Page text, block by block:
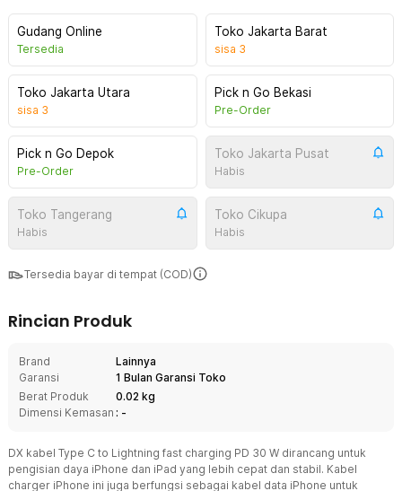
Gudang Online
Tersedia
Toko Jakarta Barat
sisa 3
Toko Jakarta Utara
sisa 3
Pick n Go Bekasi
Pre-Order
Pick n Go Depok
Pre-Order
Toko Jakarta Pusat
Habis
Toko Tangerang
Habis
Toko Cikupa
Habis
Tersedia bayar di tempat (COD)
Rincian Produk
Brand
Lainnya
Garansi
1 Bulan Garansi Toko
Berat Produk
0.02 kg
Dimensi Kemasan : -
DX kabel Type C to Lightning fast charging PD 30 W dirancang untuk
pengisian daya iPhone dan iPad yang lebih cepat dan stabil. Kabel
charger iPhone ini juga berfungsi sebagai kabel data iPhone untuk